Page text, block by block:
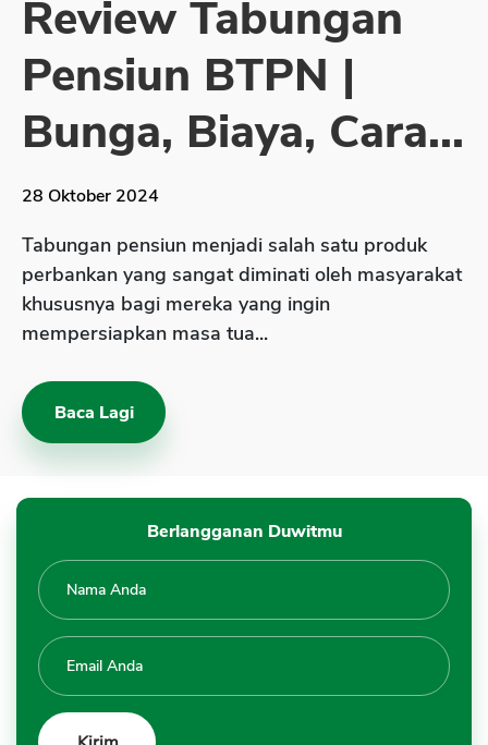
Sekuritas Saham
Bank Digital
Crypto
Assets Crypto
Asuransi Jiwa
Asuransi Kesehatan
Asuransi Syariah
Review Tabungan
Pensiun BTPN |
Bunga, Biaya, Cara...
28 Oktober 2024
Tabungan pensiun menjadi salah satu produk
perbankan yang sangat diminati oleh masyarakat
khususnya bagi mereka yang ingin
mempersiapkan masa tua...
Baca Lagi
Berlangganan Duwitmu